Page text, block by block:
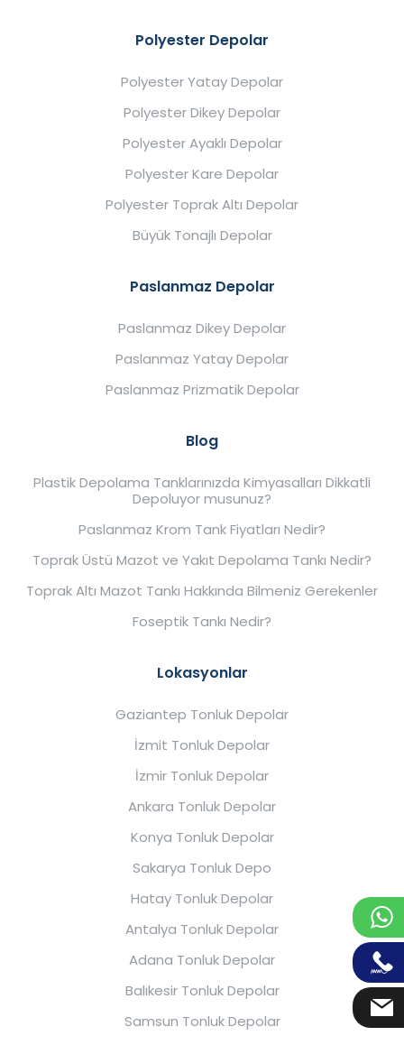
Polyester Depolar
Polyester Yatay Depolar
Polyester Dikey Depolar
Polyester Ayaklı Depolar
Polyester Kare Depolar
Polyester Toprak Altı Depolar
Büyük Tonajlı Depolar
Paslanmaz Depolar
Paslanmaz Dikey Depolar
Paslanmaz Yatay Depolar
Paslanmaz Prizmatik Depolar
Blog
Plastik Depolama Tanklarınızda Kimyasalları Dikkatli
Depoluyor musunuz?
Paslanmaz Krom Tank Fiyatları Nedir?
Toprak Üstü Mazot ve Yakıt Depolama Tankı Nedir?
Toprak Altı Mazot Tankı Hakkında Bilmeniz Gerekenler
Foseptik Tankı Nedir?
Lokasyonlar
Gaziantep Tonluk Depolar
İzmit Tonluk Depolar
İzmir Tonluk Depolar
Ankara Tonluk Depolar
Konya Tonluk Depolar
Sakarya Tonluk Depo
Hatay Tonluk Depolar
Antalya Tonluk Depolar
Adana Tonluk Depolar
Balıkesir Tonluk Depolar
Samsun Tonluk Depolar